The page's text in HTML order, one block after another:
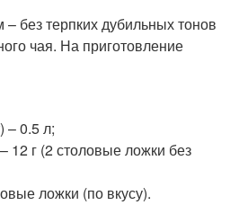
без терпких дубильных тонов
чая. На приготовление
– 0.5 л;
12 г (2 столовые ложки без
ложки (по вкусу).